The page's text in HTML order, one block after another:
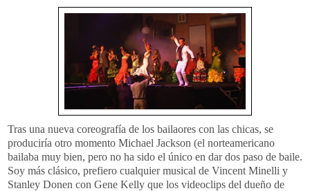
Tras una nueva coreografía de los bailaores con las chicas, se
produciría otro momento Michael Jackson (el norteamericano
bailaba muy bien, pero no ha sido el único en dar dos paso de baile.
Soy más clásico, prefiero cualquier musical de Vincent Minelli y
Stanley Donen con Gene Kelly que los videoclips del dueño de